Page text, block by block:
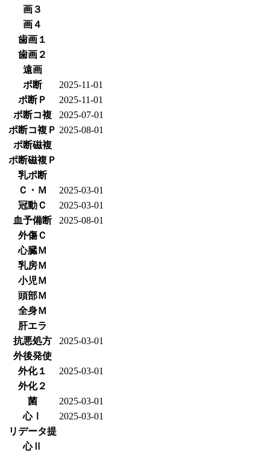
画３
画４
歯画１
歯画２
遠画
ポ断
2025-11-01
ポ断Ｐ
2025-11-01
ポ断コ複
2025-07-01
ポ断コ複Ｐ 2025-08-01
ポ断磁複
ポ断磁複Ｐ
乳ポ断
Ｃ・Ｍ
2025-03-01
冠動Ｃ
2025-03-01
血予備断
2025-08-01
外傷Ｃ
心臓Ｍ
乳房Ｍ
小児Ｍ
頭部Ｍ
全身Ｍ
肝エラ
抗悪処方
2025-03-01
外後発使
外化１
2025-03-01
外化２
菌
2025-03-01
心Ⅰ
2025-03-01
リデータ提
心Ⅱ